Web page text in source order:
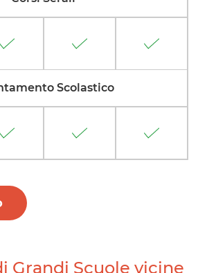
Scolastico
Grandi Scuole vicine